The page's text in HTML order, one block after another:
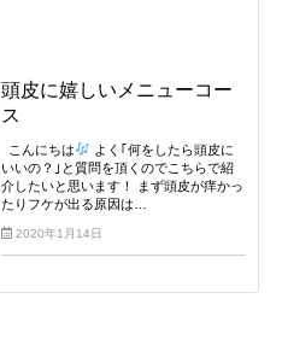
頭皮に嬉しいメニューコー
ス
こんにちは
よく｢何をしたら頭皮に
いいの？｣と質問を頂くのでこちらで紹
介したいと思います！ まず頭皮が痒かっ
たりフケが出る原因は…
2020年1月14日